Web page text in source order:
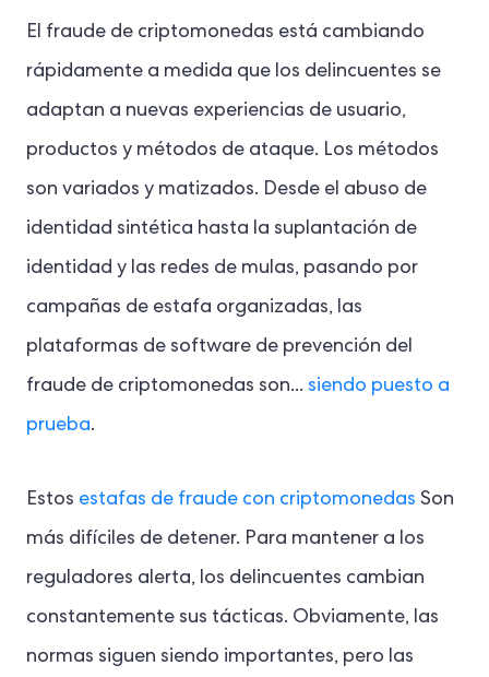
El fraude de criptomonedas está cambiando
rápidamente a medida que los delincuentes se
adaptan a nuevas experiencias de usuario,
productos y métodos de ataque. Los métodos
son variados y matizados. Desde el abuso de
identidad sintética hasta la suplantación de
identidad y las redes de mulas, pasando por
campañas de estafa organizadas, las
plataformas de software de prevención del
fraude de criptomonedas son... siendo puesto a
prueba.
Estos estafas de fraude con criptomonedas Son
más difíciles de detener. Para mantener a los
reguladores alerta, los delincuentes cambian
constantemente sus tácticas. Obviamente, las
normas siguen siendo importantes, pero las